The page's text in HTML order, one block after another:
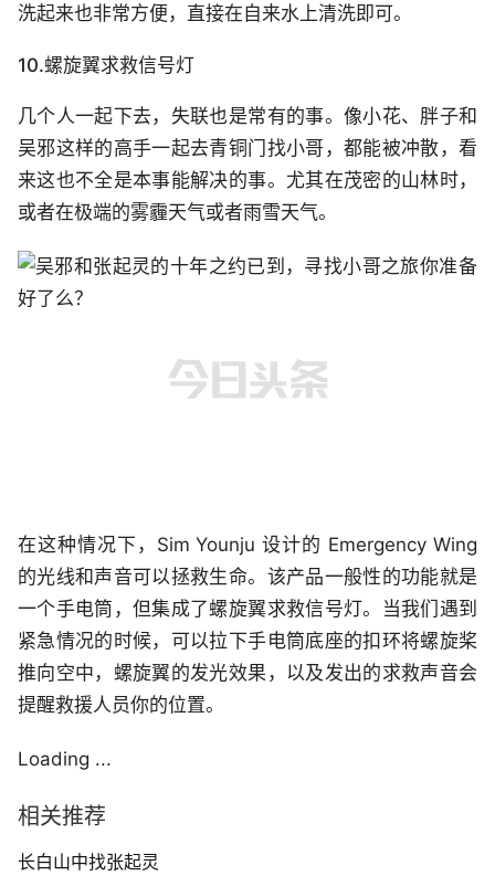
洗起来也非常方便，直接在自来水上清洗即可。
10.螺旋翼求救信号灯
几个人一起下去，失联也是常有的事。像小花、胖子和
吴邪这样的高手一起去青铜门找小哥，都能被冲散，看
来这也不全是本事能解决的事。尤其在茂密的山林时，
或者在极端的雾霾天气或者雨雪天气。
在这种情况下，Sim Younju 设计的 Emergency Wing
的光线和声音可以拯救生命。该产品一般性的功能就是
一个手电筒，但集成了螺旋翼求救信号灯。当我们遇到
紧急情况的时候，可以拉下手电筒底座的扣环将螺旋桨
推向空中，螺旋翼的发光效果，以及发出的求救声音会
提醒救援人员你的位置。
Loading ...
相关推荐
长白山中找张起灵